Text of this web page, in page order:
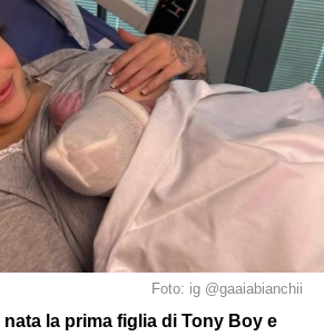
Foto: ig @gaaiabianchii
nata la prima figlia di Tony Boy e